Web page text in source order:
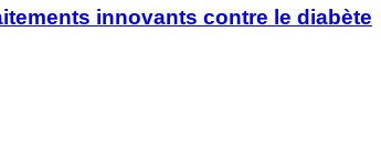
innovants contre le diabète